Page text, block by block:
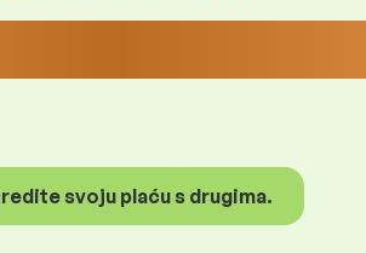
svoju plaću s drugima.